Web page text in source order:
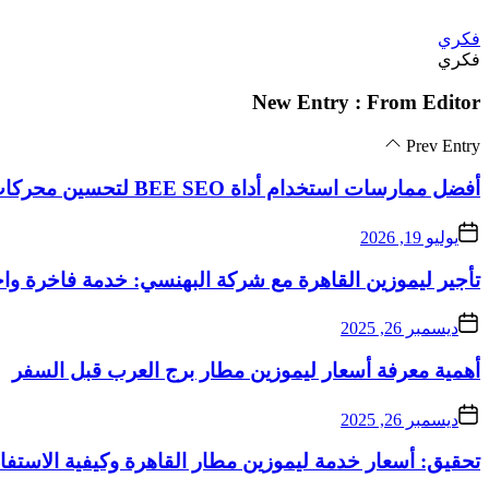
Skip
to
content
فكري
فكري
New Entry : From Editor
Prev Entry
أفضل ممارسات استخدام أداة BEE SEO لتحسين محركات البحث
يوليو 19, 2026
تأجير ليموزين القاهرة مع شركة البهنسي: خدمة فاخرة
ديسمبر 26, 2025
أهمية معرفة أسعار ليموزين مطار برج العرب قبل السفر
ديسمبر 26, 2025
تحقيق: أسعار خدمة ليموزين مطار القاهرة وكيفية